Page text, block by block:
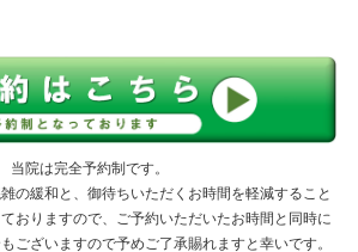
当院は完全予約制です。
の緩和と、御待ちいただくお時間を軽減すること
おりますので、ご予約いただいたお時間と同時に
ございますので予めご了承賜れますと幸いです。